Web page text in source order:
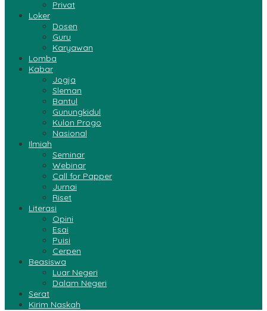
Privat
Loker
Dosen
Guru
Karyawan
Lomba
Kabar
Jogja
Sleman
Bantul
Gunungkidul
Kulon Progo
Nasional
Ilmiah
Seminar
Webinar
Call for Papper
Jurnai
Riset
Literasi
Opini
Esai
Puisi
Cerpen
Beasiswa
Luar Negeri
Dalam Negeri
Serat
Kirim Naskah